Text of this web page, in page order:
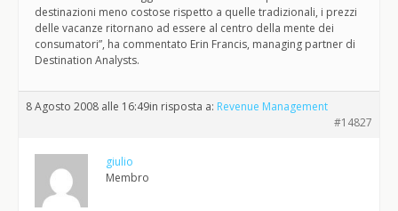
destinazioni meno costose rispetto a quelle tradizionali, i prezzi
delle vacanze ritornano ad essere al centro della mente dei
consumatori”, ha commentato Erin Francis, managing partner di
Destination Analysts.
8 Agosto 2008 alle 16:49in risposta a: Revenue Management
#14827
giulio
Membro